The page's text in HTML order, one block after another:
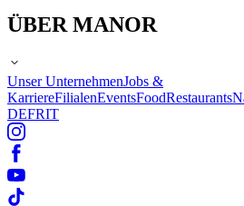
ÜBER MANOR
Unser UnternehmenJobs &
KarriereFilialenEventsFoodRestaurants
DEFRIT